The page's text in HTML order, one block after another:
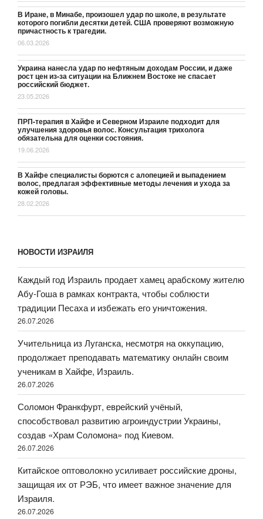
В Иране, в Минабе, произошел удар по школе, в результате
которого погибли десятки детей. США проверяют возможную
причастность к трагедии.
06.03.2026
Украина нанесла удар по нефтяным доходам России, и даже
рост цен из-за ситуации на Ближнем Востоке не спасает
российский бюджет.
23.05.2026
ПРП-терапия в Хайфе и Северном Израиле подходит для
улучшения здоровья волос. Консультация трихолога
обязательна для оценки состояния.
19.06.2026
В Хайфе специалисты борются с алопецией и выпадением
волос, предлагая эффективные методы лечения и ухода за
кожей головы.
28.02.2026
НОВОСТИ ИЗРАИЛЯ
Каждый год Израиль продает хамец арабскому жителю
Абу-Гоша в рамках контракта, чтобы соблюсти
традиции Песаха и избежать его уничтожения.
26.07.2026
Учительница из Луганска, несмотря на оккупацию,
продолжает преподавать математику онлайн своим
ученикам в Хайфе, Израиль.
26.07.2026
Соломон Франкфурт, еврейский учёный,
способствовал развитию агроиндустрии Украины,
создав «Храм Соломона» под Киевом.
26.07.2026
Китайское оптоволокно усиливает российские дроны,
защищая их от РЭБ, что имеет важное значение для
Израиля.
26.07.2026